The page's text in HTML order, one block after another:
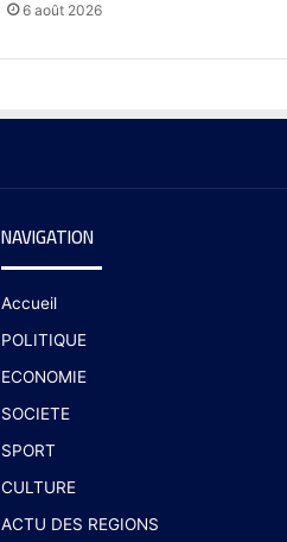
6 août 2026
NAVIGATION
Accueil
POLITIQUE
ECONOMIE
SOCIETE
SPORT
CULTURE
ACTU DES REGIONS